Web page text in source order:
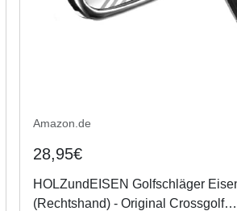
Amazon.de
28,95€
HOLZundEISEN Golfschläger
(Rechtshand) - Original Crossgolf